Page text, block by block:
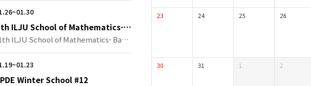
ILJU School of Mathematics- B
Spaces and Related Topics
ILJU School of Mathematics- Bana
Winter School #12
23 24 25 26
30 31 1 2